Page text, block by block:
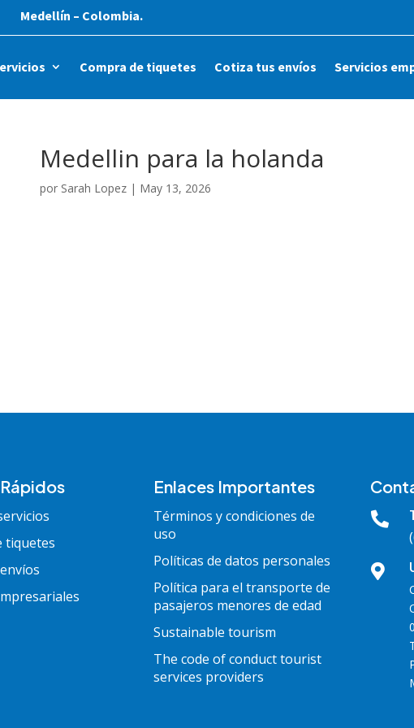
Medellín – Colombia.
Compra de tiquetes Cotiza tus envíos Servicios
Medellin para la holanda
por Sarah Lopez| May 13, 2026
tiquetes
Enlaces Importantes
Términos y condiciones de
uso
Políticas de datos personales
Política para el transporte de
pasajeros menores de edad
Sustainable tourism
The code of conduct tourist
services providers

